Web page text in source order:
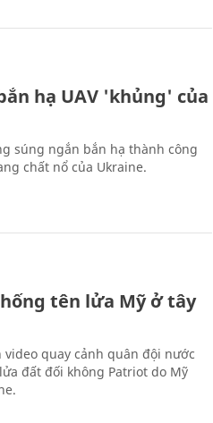
hạ UAV 'khủng' của
súng ngắn bắn hạ thành công
chất nổ của Ukraine.
tên lửa Mỹ ở tây
video quay cảnh quân đội nước
đất đối không Patriot do Mỹ